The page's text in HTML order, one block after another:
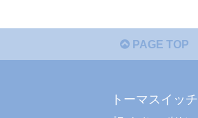
PAGE TOP
トーマスイッチ